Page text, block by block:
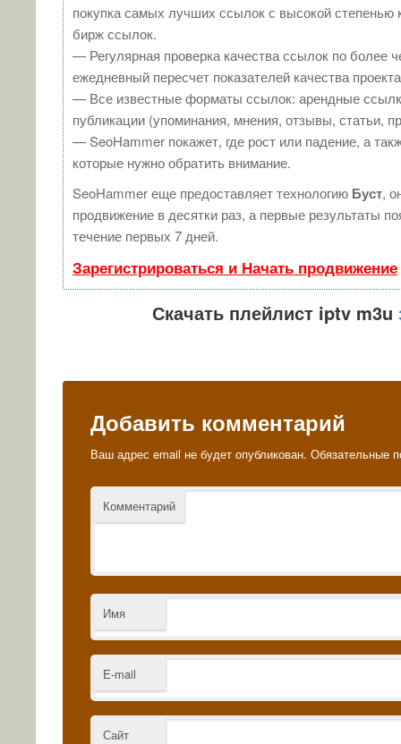
покупка самых лучших ссылок с высокой степенью
бирж ссылок.
— Регулярная проверка качества ссылок по более
ежедневный пересчет показателей качества
— Все известные форматы ссылок: арендные
публикации (упоминания, мнения, отзывы, статьи,
— SeoHammer покажет, где рост или падение, а
которые нужно обратить внимание.
SeoHammer еще предоставляет технологию Буст,
продвижение в десятки раз, а первые результаты
течение первых 7 дней.
Зарегистрироваться и Начать продвижение
Скачать плейлист iptv m3u
Добавить комментарий
Ваш адрес email не будет опубликован. Обязательные
Комментарий
Имя
E-mail
Сайт